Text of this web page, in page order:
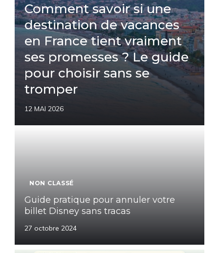
Comment savoir si une
destination de vacances
en France tient vraiment
ses promesses ? Le guide
pour choisir sans se
tromper
12 MAI 2026
NON CLASSÉ
Guide pratique pour annuler votre
billet Disney sans tracas
27 octobre 2024